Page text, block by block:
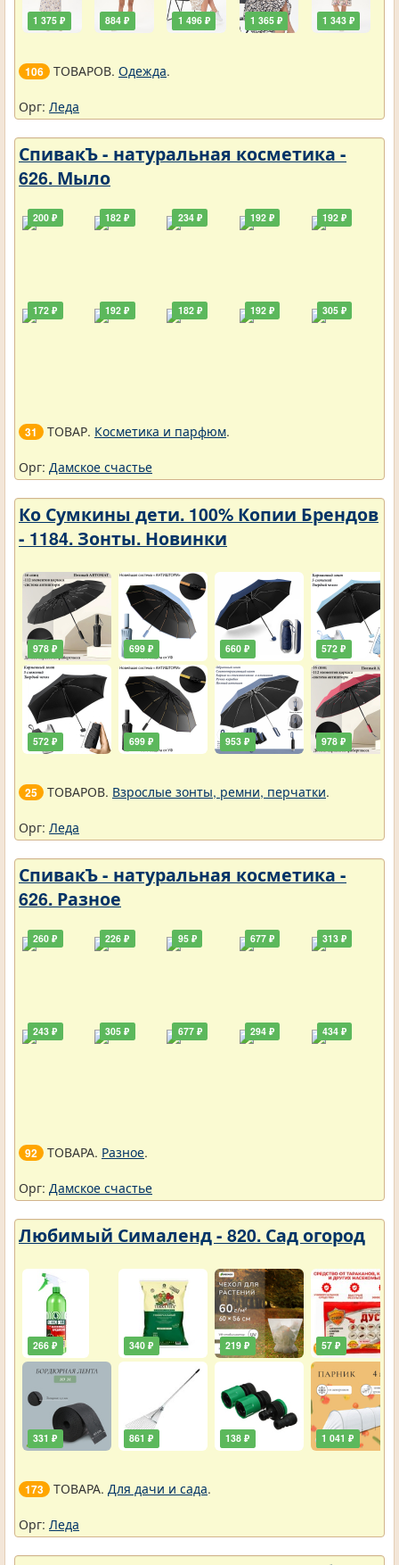
1 375 ₽ 884 ₽ 1 496 ₽ 1 365 ₽ 1 343 ₽
106 ТОВАРОВ. Одежда.
Орг: Леда
СпивакЪ - натуральная косметика -
626. Мыло
200 ₽
172 ₽
182 ₽
192 ₽
234 ₽
182 ₽
192 ₽
192 ₽
192 ₽
305 ₽
31 ТОВАР. Косметика и парфюм.
Орг: Дамское счастье
Ко Сумкины дети. 100% Копии Брендов
- 1184. Зонты. Новинки
978 ₽
572 ₽
699 ₽
699 ₽
660 ₽
953 ₽
572 ₽
978 ₽
25 ТОВАРОВ. Взрослые зонты, ремни, перчатки.
Орг: Леда
СпивакЪ - натуральная косметика -
626. Разное
260 ₽
243 ₽
226 ₽
305 ₽
95 ₽
677 ₽
677 ₽
294 ₽
313 ₽
434 ₽
92 ТОВАРА. Разное.
Орг: Дамское счастье
Любимый Сималенд - 820. Сад огород
266 ₽
331 ₽
340 ₽
861 ₽
219 ₽
138 ₽
57 ₽
1 041 ₽
173 ТОВАРА. Для дачи и сада.
Орг: Леда